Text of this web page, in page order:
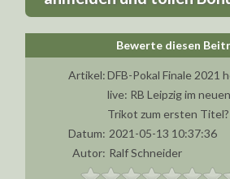
Artikel:DFB-Pokal Finale 2021
live: RB Leipzig im neuen
Trikot zum ersten Titel?
Datum: 2021-05-13 10:37:36
Autor: Ralf Schneider